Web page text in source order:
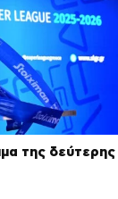
της δεύτερης